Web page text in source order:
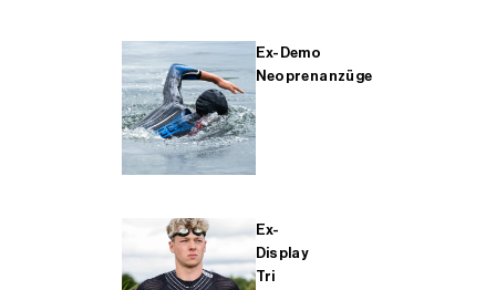
Ex-Demo
Neoprenanzüge
Ex-
Display
Tri